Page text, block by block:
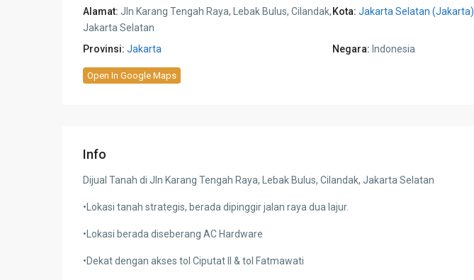
Alamat: Jln Karang Tengah Raya, Lebak Bulus, Cilandak,
Jakarta Selatan
Kota: Jakarta Selatan (Jakarta)
Provinsi: Jakarta Negara: Indonesia
Open In Google Maps
Info
Dijual Tanah di Jln Karang Tengah Raya, Lebak Bulus, Cilandak, Jakarta Selatan
•Lokasi tanah strategis, berada dipinggir jalan raya dua lajur.
•Lokasi berada diseberang AC Hardware
•Dekat dengan akses tol Ciputat II & tol Fatmawati